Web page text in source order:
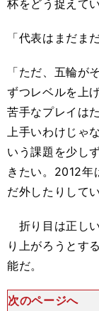
杯をどう捉えて
「代表はまだま
「ただ、五輪が
ずつレベルを上
苦手なプレイは
上手いわけじゃ
いう課題を少し
きたい。2012年
だ外したりして
折り目は正し
り上がろうとす
能だ。
次のページへ